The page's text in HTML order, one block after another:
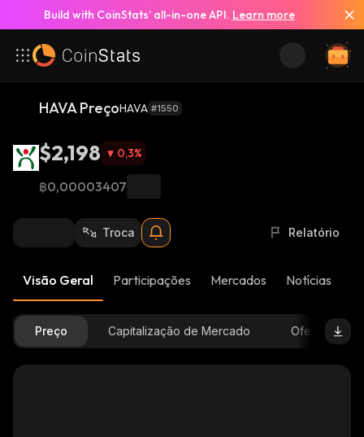
Build with CoinStats’ all-in-one API. Learn more
HAVA PreçoHAVA #1550
$2,198 0,3%
฿0,00003407
Troca Relatório
Visão Geral Participações Mercados Notícias
Preço Capitalização de Mercado Oferta